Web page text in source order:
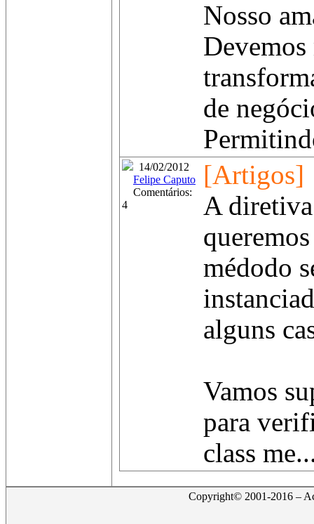
Nosso
de
14/02/2012
Felipe Caputo
Comentários:
4
[Artigos]
A
médodo
alguns
Vamos
para
class
Copyright© 2001-2016 –